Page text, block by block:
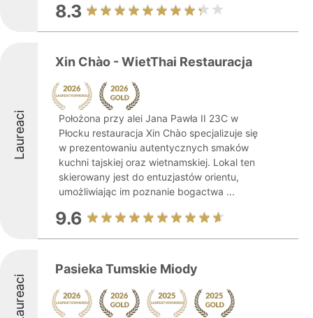
8.3
Laureaci
Xin Chào - WietThai Restauracja
Położona przy alei Jana Pawła II 23C w
Płocku restauracja Xin Chào specjalizuje się
w prezentowaniu autentycznych smaków
kuchni tajskiej oraz wietnamskiej. Lokal ten
skierowany jest do entuzjastów orientu,
umożliwiając im poznanie bogactwa ...
9.6
Laureaci
Pasieka Tumskie Miody